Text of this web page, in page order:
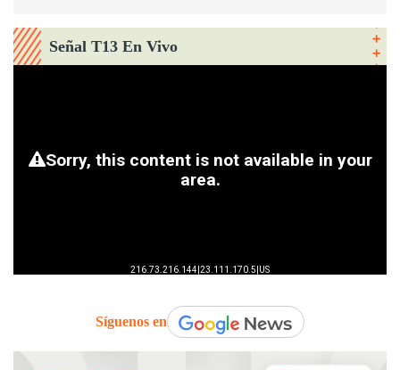
Señal T13 En Vivo
Síguenos en